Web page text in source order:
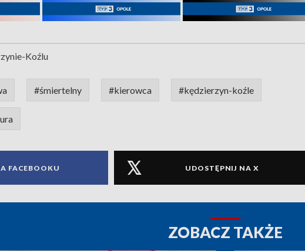
Koźlu
#śmiertelny #kierowca #kędzierzyn-koźle
FACEBOOKU UDOSTĘPNIJ NA X
ZOBACZ TAKŻE